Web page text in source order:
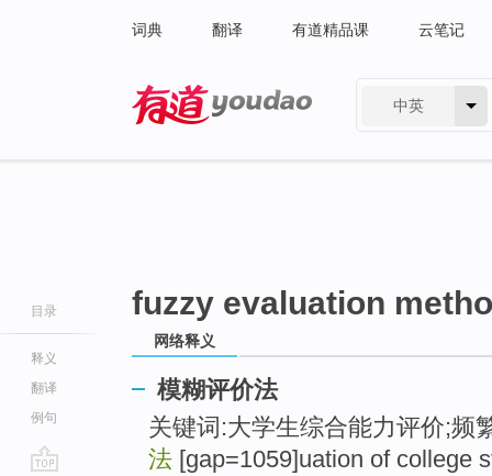
词典 翻译 有道精品课 云笔记
中英
目录
释义
翻译
例句
fuzzy evaluation
网络释义
模糊评价法
关键词:大学生综合能力评价;频
法 [gap=1059]uation of college